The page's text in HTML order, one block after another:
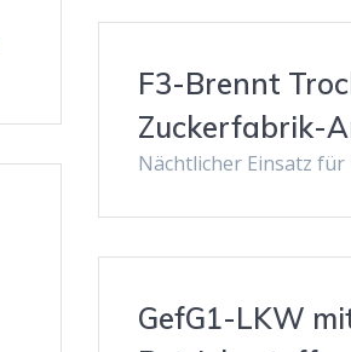
F3-Brennt
Zuckerfabrik-
Nächtlicher Einsatz
GefG1-LKW